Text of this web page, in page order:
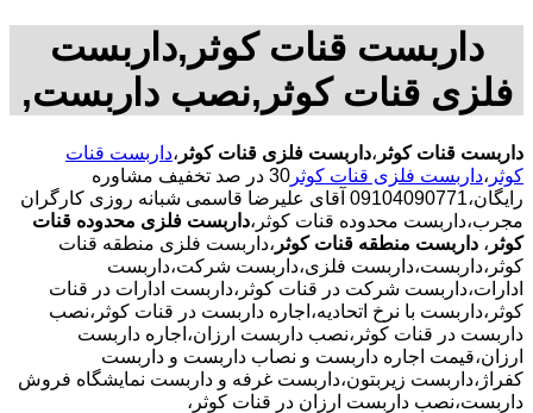
داربست قنات کوثر,داربست
فلزی قنات کوثر,نصب داربست,
داربست قنات کوثر ،داربست فلزی قنات کوثر ،داربست قنات
کوثر ،داربست فلزی قنات کوثر
30 در صد تخفیف مشاوره
رایگان،09104090771 آقای علیرضا قاسمی شبانه روزی کارگران
مجرب،داربست محدوده قنات کوثر،داربست فلزی محدوده قنات
کوثر ، داربست منطقه قنات کوثر ،داربست فلزی منطقه قنات
کوثر،داربست،داربست فلزی،داربست شرکت،داربست
ادارات،داربست شرکت در قنات کوثر،داربست ادارات در قنات
کوثر،داربست با نرخ اتحادیه،اجاره داربست در قنات کوثر،نصب
داربست در قنات کوثر،نصب داربست ارزان،اجاره داربست
ارزان،قیمت اجاره داربست و نصاب داربست و داربست
کفراژ،داربست زیربتون،داربست غرفه و داربست نمایشگاه فروش
داربست،نصب داربست ارزان در قنات کوثر،